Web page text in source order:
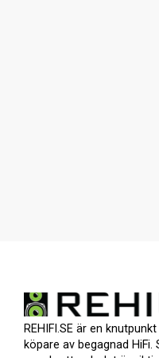
REHIFI.SE är en
köpare av begagnad HiFi.